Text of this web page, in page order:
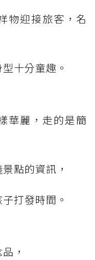
物迎接旅客，名
十分童趣。
華麗，走的是簡
點的資訊，
打發時間。
，